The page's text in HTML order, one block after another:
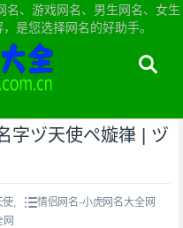
名、游戏网名、男生网名、女生
是您选择网名的好助手。
网名
字ヅ天使ぺ嫙嵂 | ヅ
使,
情侣网名-小虎网名大全网
网